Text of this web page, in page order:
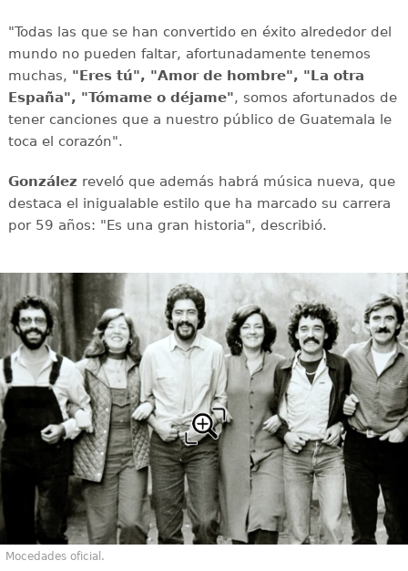
"Todas las que se han convertido en éxito alrededor del
mundo no pueden faltar, afortunadamente tenemos
muchas, "Eres tú", "Amor de hombre", "La otra
España", "Tómame o déjame", somos afortunados de
tener canciones que a nuestro público de Guatemala le
toca el corazón".
González reveló que además habrá música nueva, que
destaca el inigualable estilo que ha marcado su carrera
por 59 años: "Es una gran historia", describió.
Mocedades oficial.